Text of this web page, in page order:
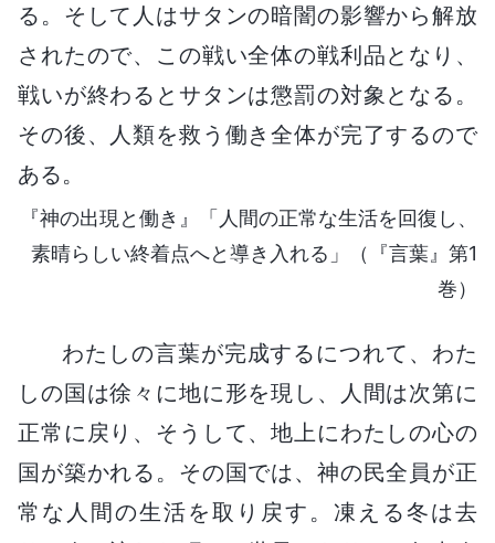
る。そして人はサタンの暗闇の影響から解放
されたので、この戦い全体の戦利品となり、
戦いが終わるとサタンは懲罰の対象となる。
その後、人類を救う働き全体が完了するので
ある。
『神の出現と働き』「人間の正常な生活を回復し、
素晴らしい終着点へと導き入れる」（『言葉』第1
巻）
わたしの言葉が完成するにつれて、わた
しの国は徐々に地に形を現し、人間は次第に
正常に戻り、そうして、地上にわたしの心の
国が築かれる。その国では、神の民全員が正
常な人間の生活を取り戻す。凍える冬は去